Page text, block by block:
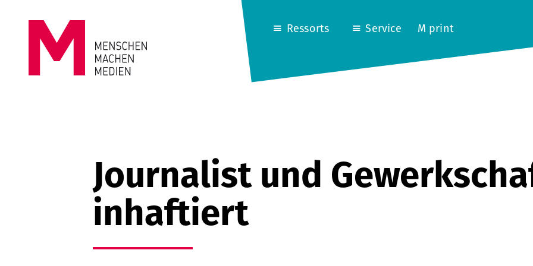
MEDIEN
Ressorts Service M print
Journalist und
inhaftiert